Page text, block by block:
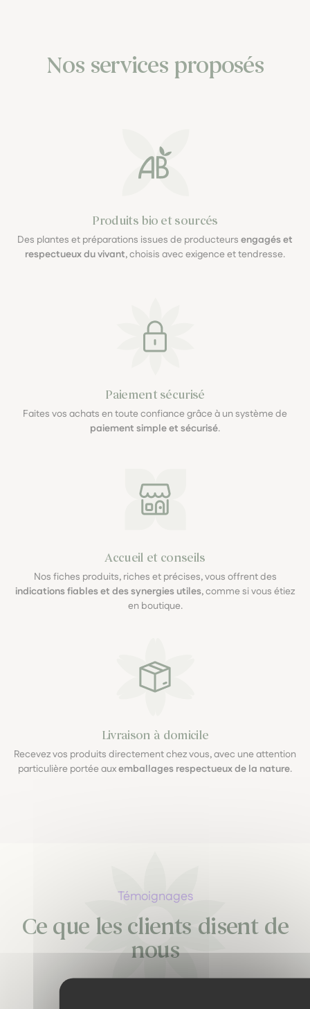
Nos services proposés
Produits bio et sourcés
Des plantes et préparations issues de producteurs engagés et
respectueux du vivant, choisis avec exigence et tendresse.
Paiement sécurisé
Faites vos achats en toute confiance grâce à un système de
paiement simple et sécurisé.
Accueil et conseils
Nos fiches produits, riches et précises, vous offrent des
indications fiables et des synergies utiles, comme si vous étiez
en boutique.
Livraison à domicile
Recevez vos produits directement chez vous, avec une attention
particulière portée auxemballages respectueux de la nature.
Témoignages
Ce que les clients disent de
nous